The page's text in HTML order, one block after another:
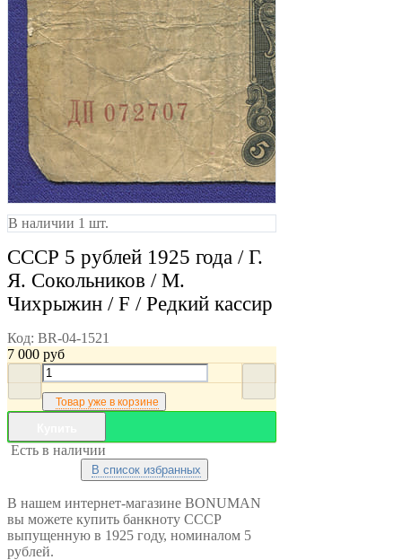
В наличии 1 шт.
СССР 5 рублей 1925 года / Г.
Я. Сокольников / М.
Чихрыжин / F / Редкий кассир
Код: BR-04-1521
7 000 руб
Товар уже в корзине
Есть в наличии
В список избранных
В нашем интернет-магазине BONUMAN
вы можете купить банкноту СССР
выпущенную в 1925 году, номиналом 5
рублей.